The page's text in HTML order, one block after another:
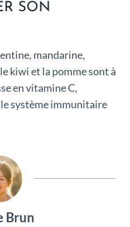
SON
mandarine,
kiwi et la pomme sont à
en vitamine C,
système immunitaire
Brun